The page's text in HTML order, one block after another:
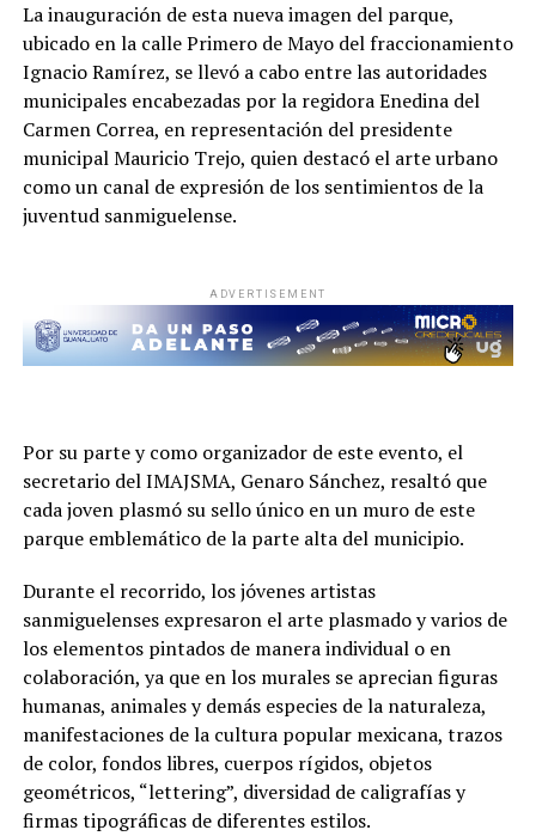
La inauguración de esta nueva imagen del parque,
ubicado en la calle Primero de Mayo del fraccionamiento
Ignacio Ramírez, se llevó a cabo entre las autoridades
municipales encabezadas por la regidora Enedina del
Carmen Correa, en representación del presidente
municipal Mauricio Trejo, quien destacó el arte urbano
como un canal de expresión de los sentimientos de la
juventud sanmiguelense.
ADVERTISEMENT
Por su parte y como organizador de este evento, el
secretario del IMAJSMA, Genaro Sánchez, resaltó que
cada joven plasmó su sello único en un muro de este
parque emblemático de la parte alta del municipio.
Durante el recorrido, los jóvenes artistas
sanmiguelenses expresaron el arte plasmado y varios de
los elementos pintados de manera individual o en
colaboración, ya que en los murales se aprecian figuras
humanas, animales y demás especies de la naturaleza,
manifestaciones de la cultura popular mexicana, trazos
de color, fondos libres, cuerpos rígidos, objetos
geométricos, “lettering”, diversidad de caligrafías y
firmas tipográficas de diferentes estilos.